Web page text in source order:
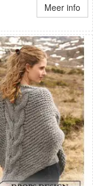
Meer info